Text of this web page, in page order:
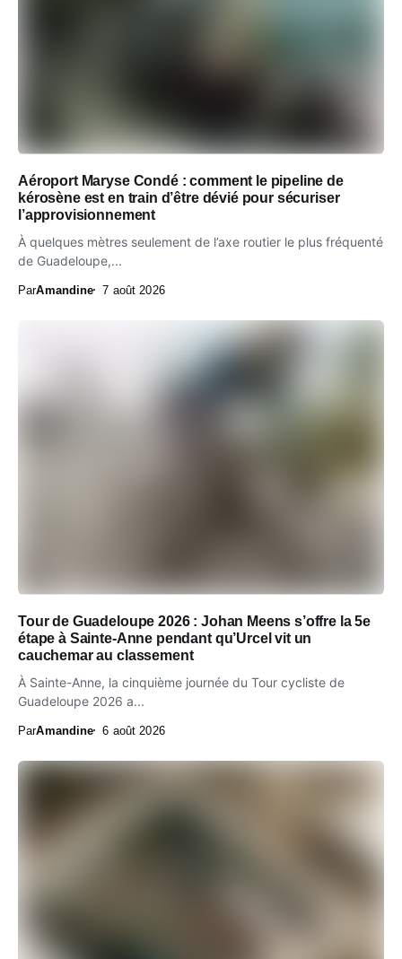
Aéroport Maryse Condé : comment le pipeline de
kérosène est en train d’être dévié pour sécuriser
l’approvisionnement
À quelques mètres seulement de l’axe routier le plus fréquenté
de Guadeloupe,...
ParAmandine 7 août 2026
Tour de Guadeloupe 2026 : Johan Meens s’offre la 5e
étape à Sainte-Anne pendant qu’Urcel vit un
cauchemar au classement
À Sainte-Anne, la cinquième journée du Tour cycliste de
Guadeloupe 2026 a...
ParAmandine 6 août 2026